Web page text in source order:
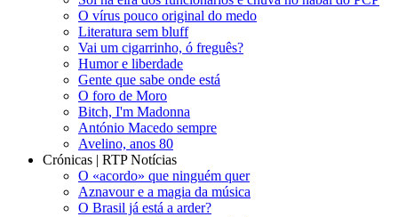
O vírus pouco original do medo
Literatura sem bluff
Vai um cigarrinho, ó freguês?
Humor e liberdade
Gente que sabe onde está
O foro de Moro
Bitch, I'm Madonna
António Macedo sempre
Avelino, anos 80
Crónicas | RTP Notícias
O «acordo» que ninguém quer
Aznavour e a magia da música
O Brasil já está a arder?